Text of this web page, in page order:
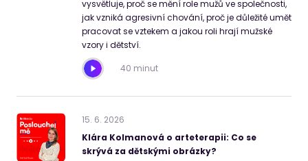
vysvětluje, proč se mění role mužů ve společnosti,
jak vzniká agresivní chování, proč je důležité umět
pracovat se vztekem a jakou roli hrají mužské
vzory i dětství.
40 minut
15. 6. 2026
Klára Kolmanová o arteterapii: Co se
skrývá za dětskými obrázky?